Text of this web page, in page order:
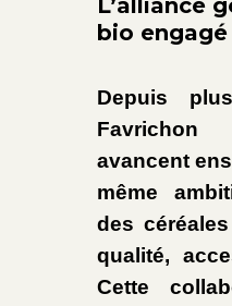
L’alliance
bio engagé
Depuis
Favrichon
avancent
même
des
qualité,
Cette